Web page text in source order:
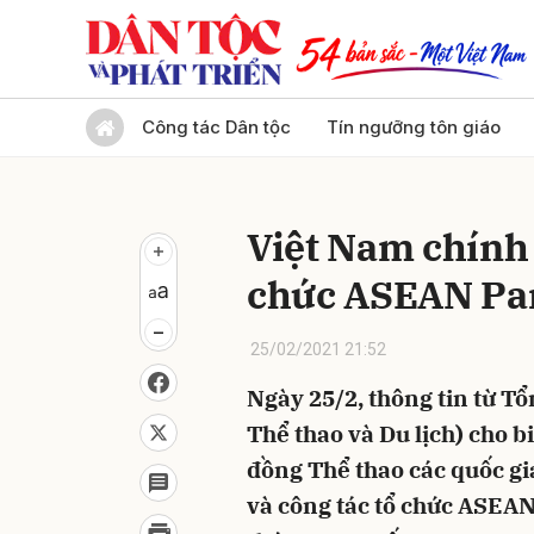
Công tác Dân tộc Tín ngưỡng tôn giáo
Việt Nam
chức ASEAN
25/02/2021 21:52
Ngày 25/2, thông tin từ
Thể thao và Du lịch) cho
đồng Thể thao các quốc
và công tác tổ chức
Gửi